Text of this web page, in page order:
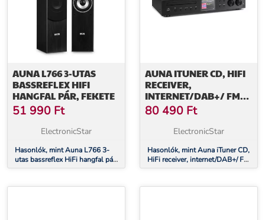
AUNA L766 3-UTAS
BASSREFLEX HIFI
HANGFAL PÁR, FEKETE
51 990 Ft
ElectronicStar
Hasonlók, mint Auna L766 3-
utas bassreflex HiFi hangfal pár,
fekete
AUNA ITUNER CD, HIFI
RECEIVER,
INTERNET/DAB+/ FM
RÁDIÓ, CD-LEJÁTSZÓ,
WIFI, FEKETE
80 490 Ft
ElectronicStar
Hasonlók, mint Auna iTuner CD,
HiFi receiver, internet/DAB+/ FM
rádió, CD-lejátszó, WiFi, fekete